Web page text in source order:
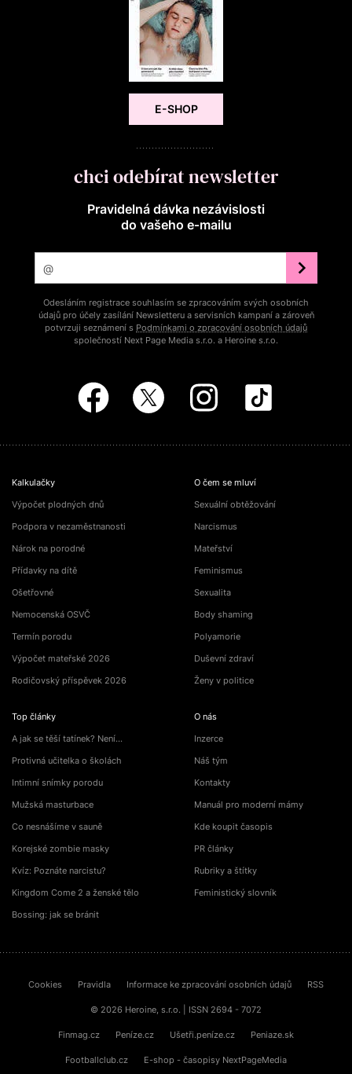
E-SHOP
chci odebírat newsletter
Pravidelná dávka nezávislosti
do vašeho e‑mailu
Odesláním registrace souhlasím se zpracováním svých osobních
údajů pro účely zasílání Newsletteru a servisních kampaní a zároveň
potvrzuji seznámení s Podmínkami o zpracování osobních údajů
společností Next Page Media s.r.o. a Heroine s.r.o.
Kalkulačky
Výpočet plodných dnů
Podpora v nezaměstnanosti
Nárok na porodné
Přídavky na dítě
Ošetřovné
Nemocenská OSVČ
Termín porodu
Výpočet mateřské 2026
Rodičovský příspěvek 2026
Top články
A jak se těší tatínek? Není…
Protivná učitelka o školách
Intimní snímky porodu
Mužská masturbace
Co nesnášíme v sauně
Korejské zombie masky
Kvíz: Poznáte narcistu?
Kingdom Come 2 a ženské tělo
Bossing: jak se bránit
O čem se mluví
Sexuální obtěžování
Narcismus
Mateřství
Feminismus
Sexualita
Body shaming
Polyamorie
Duševní zdraví
Ženy v politice
O nás
Inzerce
Náš tým
Kontakty
Manuál pro moderní mámy
Kde koupit časopis
PR články
Rubriky a štítky
Feministický slovník
Cookies Pravidla Informace ke zpracování osobních údajů RSS
© 2026 Heroine, s.r.o. | ISSN 2694 - 7072
Finmag.cz Peníze.cz Ušetři.peníze.cz Peniaze.sk
Footballclub.cz E-shop - časopisy NextPageMedia